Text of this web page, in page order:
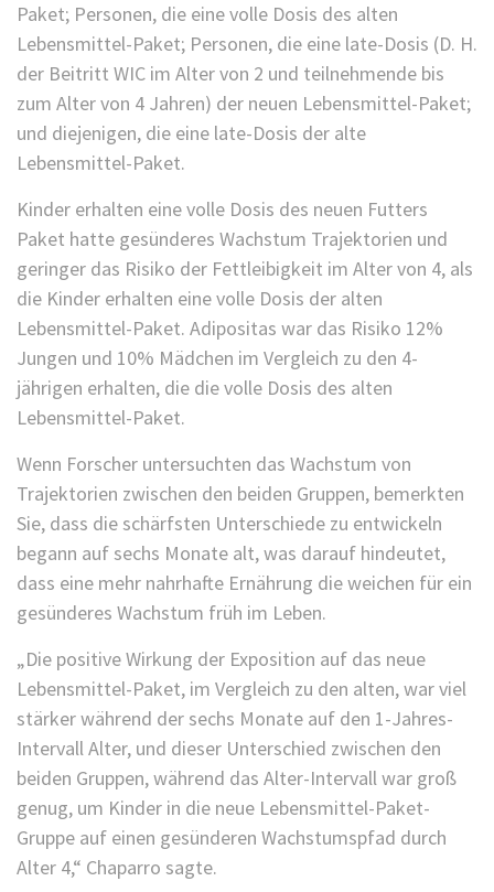
Paket; Personen, die eine volle Dosis des alten
Lebensmittel-Paket; Personen, die eine late-Dosis (D. H.
der Beitritt WIC im Alter von 2 und teilnehmende bis
zum Alter von 4 Jahren) der neuen Lebensmittel-Paket;
und diejenigen, die eine late-Dosis der alte
Lebensmittel-Paket.
Kinder erhalten eine volle Dosis des neuen Futters
Paket hatte gesünderes Wachstum Trajektorien und
geringer das Risiko der Fettleibigkeit im Alter von 4, als
die Kinder erhalten eine volle Dosis der alten
Lebensmittel-Paket. Adipositas war das Risiko 12%
Jungen und 10% Mädchen im Vergleich zu den 4-
jährigen erhalten, die die volle Dosis des alten
Lebensmittel-Paket.
Wenn Forscher untersuchten das Wachstum von
Trajektorien zwischen den beiden Gruppen, bemerkten
Sie, dass die schärfsten Unterschiede zu entwickeln
begann auf sechs Monate alt, was darauf hindeutet,
dass eine mehr nahrhafte Ernährung die weichen für ein
gesünderes Wachstum früh im Leben.
„Die positive Wirkung der Exposition auf das neue
Lebensmittel-Paket, im Vergleich zu den alten, war viel
stärker während der sechs Monate auf den 1-Jahres-
Intervall Alter, und dieser Unterschied zwischen den
beiden Gruppen, während das Alter-Intervall war groß
genug, um Kinder in die neue Lebensmittel-Paket-
Gruppe auf einen gesünderen Wachstumspfad durch
Alter 4,“ Chaparro sagte.